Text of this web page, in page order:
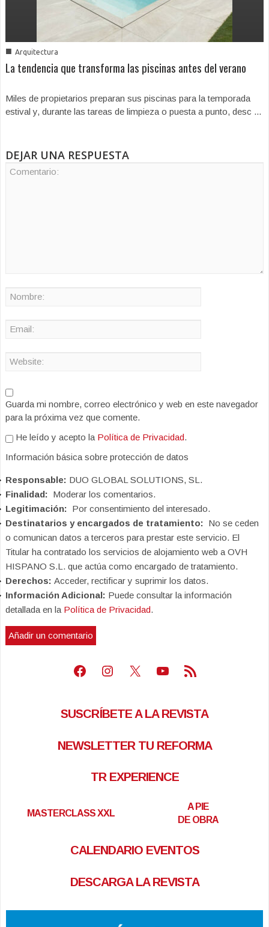
■ Arquitectura
La tendencia que transforma las piscinas antes del verano
Miles de propietarios preparan sus piscinas para la temporada
estival y, durante las tareas de limpieza o puesta a punto, desc ...
DEJAR UNA RESPUESTA
Guarda mi nombre, correo electrónico y web en este navegador
para la próxima vez que comente.
He leído y acepto la Política de Privacidad.
Información básica sobre protección de datos
Responsable: DUO GLOBAL SOLUTIONS, SL.
Finalidad: Moderar los comentarios.
Legitimación: Por consentimiento del interesado.
Destinatarios y encargados de tratamiento: No se ceden
o comunican datos a terceros para prestar este servicio. El
Titular ha contratado los servicios de alojamiento web a OVH
HISPANO S.L. que actúa como encargado de tratamiento.
Derechos: Acceder, rectificar y suprimir los datos.
Información Adicional: Puede consultar la información
detallada en la Política de Privacidad.
Facebook
Instagram
X Youtube
Feed RSS
SUSCRÍBETE A LA REVISTA
NEWSLETTER TU REFORMA
TR EXPERIENCE
MASTERCLASS XXL
A PIE
DE OBRA
CALENDARIO EVENTOS
DESCARGA LA REVISTA